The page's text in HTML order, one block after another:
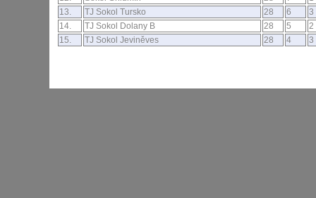
13.
TJ Sokol Tursko 28 6
3
14.
TJ Sokol Dolany B 28 5
2
15.
TJ Sokol Jeviněves 28 4 3